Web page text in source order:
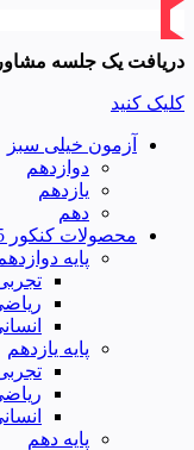
دریافت یک جلسه
کلیک کنید
آزمون خیلی سبز
دوازدهم
یازدهم
دهم
محصولات کنکور 1405
پایه
پایه یازدهم
پایه دهم